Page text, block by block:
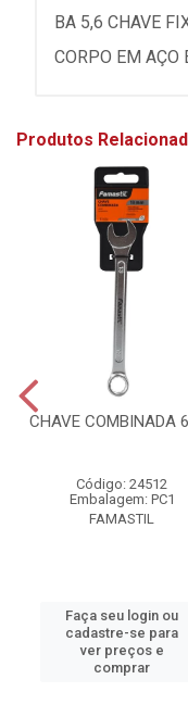
BA 5,6 CHAVE
CORPO EM AÇO
Produtos
CHAVE COMBINADA
Código: 24512
Embalagem: PC1
FAMASTIL
Faça seu login ou
cadastre-se para
ver preços e
comprar